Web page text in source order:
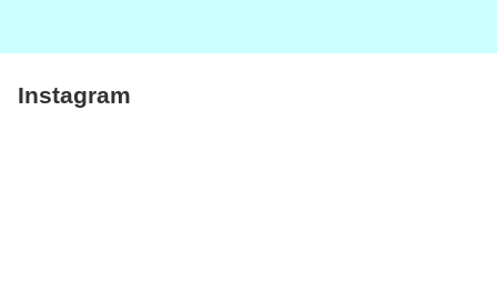
Instagram